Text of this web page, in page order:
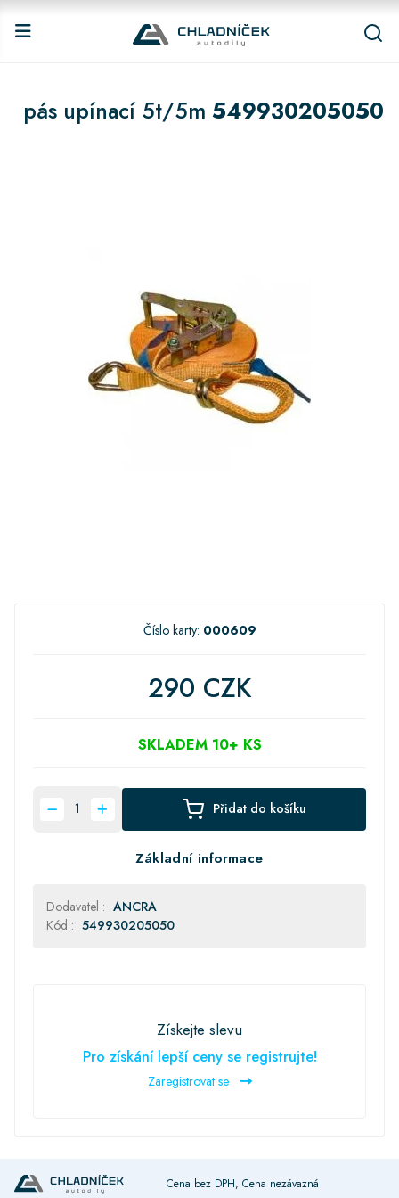
pás upínací 5t/5m 549930205050
Číslo karty: 000609
290 CZK
SKLADEM 10+ KS
Přidat do košíku
Základní informace
Dodavatel : ANCRA
Kód : 549930205050
Získejte slevu
Pro získání lepší ceny se registrujte!
Zaregistrovat se
Cena bez DPH, Cena nezávazná